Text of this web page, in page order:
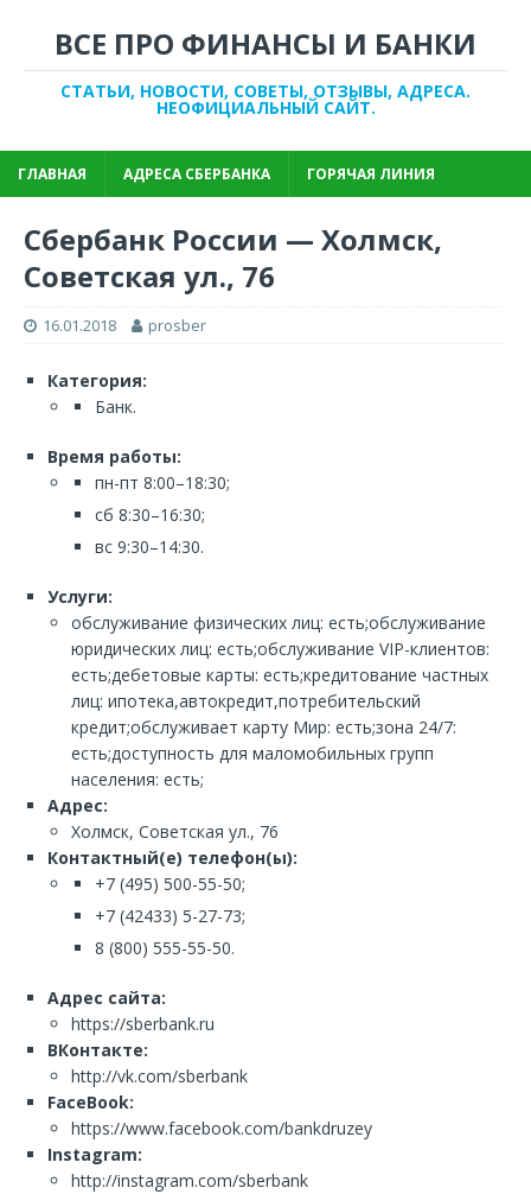
ВСЕ ПРО ФИНАНСЫ И БАНКИ
СТАТЬИ, НОВОСТИ, СОВЕТЫ, ОТЗЫВЫ, АДРЕСА.
НЕОФИЦИАЛЬНЫЙ САЙТ.
ГЛАВНАЯ АДРЕСА СБЕРБАНКА ГОРЯЧАЯ ЛИНИЯ
Сбербанк России — Холмск,
Советская ул., 76
16.01.2018 prosber
Категория:
Банк.
Время работы:
пн-пт 8:00–18:30;
сб 8:30–16:30;
вс 9:30–14:30.
Услуги:
обслуживание физических лиц: есть;обслуживание
юридических лиц: есть;обслуживание VIP-клиентов:
есть;дебетовые карты: есть;кредитование частных
лиц: ипотека,автокредит,потребительский
кредит;обслуживает карту Мир: есть;зона 24/7:
есть;доступность для маломобильных групп
населения: есть;
Адрес:
Холмск, Советская ул., 76
Контактный(е) телефон(ы):
+7 (495) 500-55-50;
+7 (42433) 5-27-73;
8 (800) 555-55-50.
Адрес сайта:
https://sberbank.ru
ВКонтакте:
http://vk.com/sberbank
FaceBook:
https://www.facebook.com/bankdruzey
Instagram:
http://instagram.com/sberbank